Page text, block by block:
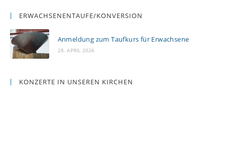
ERWACHSENENTAUFE/KONVERSION
Anmeldung zum Taufkurs für Erwachsene
28. APRIL 2026
KONZERTE IN UNSEREN KIRCHEN